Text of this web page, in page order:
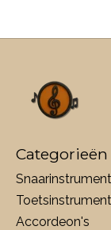
Categorieën
Accordeon's